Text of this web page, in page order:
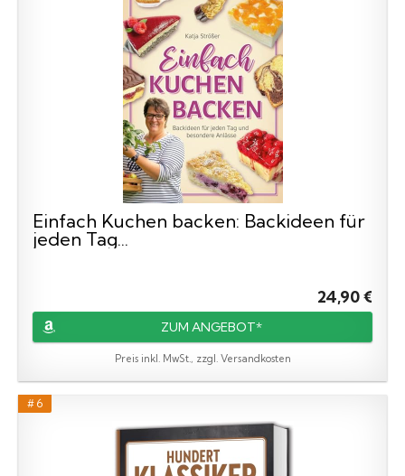
Einfach Kuchen backen: Backideen für
jeden Tag...
24,90 €
ZUM ANGEBOT*
Preis inkl. MwSt., zzgl. Versandkosten
# 6